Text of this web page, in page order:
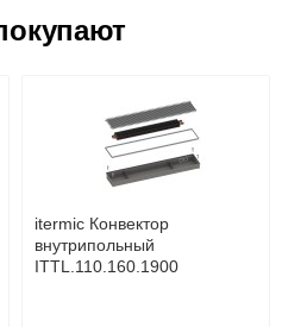
Подробнее о доставке
5 702
Подробнее
SGL.800.400 цвета
Подробнее
itermic Конвектор
внутрипольный
ITTL.110.160.1900